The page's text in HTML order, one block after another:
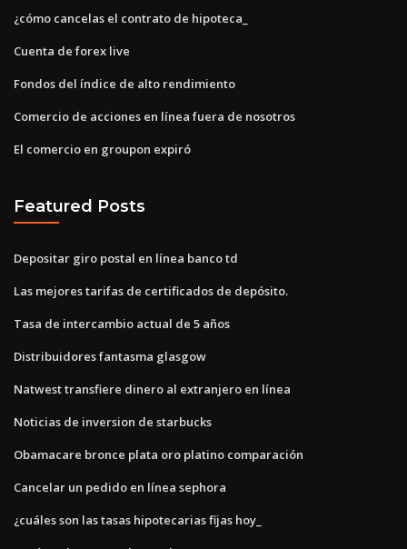
¿cómo cancelas el contrato de hipoteca_
Cuenta de forex live
Fondos del índice de alto rendimiento
Comercio de acciones en línea fuera de nosotros
El comercio en groupon expiró
Featured Posts
Depositar giro postal en línea banco td
Las mejores tarifas de certificados de depósito.
Tasa de intercambio actual de 5 años
Distribuidores fantasma glasgow
Natwest transfiere dinero al extranjero en línea
Noticias de inversion de starbucks
Obamacare bronce plata oro platino comparación
Cancelar un pedido en línea sephora
¿cuáles son las tasas hipotecarias fijas hoy_